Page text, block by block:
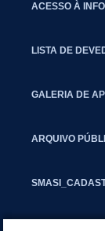
ACESSO À
LISTA DE
GALERIA DE
ARQUIVO